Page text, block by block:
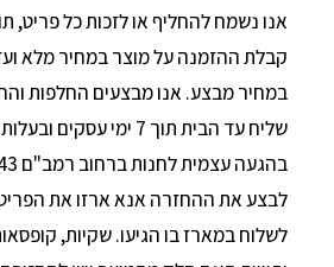
במחיר מבצע. אנו מבצעים החלפות
לבצע את ההחזרה אנא ארזו את
לשלוח במארז בו הגיעו. שקיות,